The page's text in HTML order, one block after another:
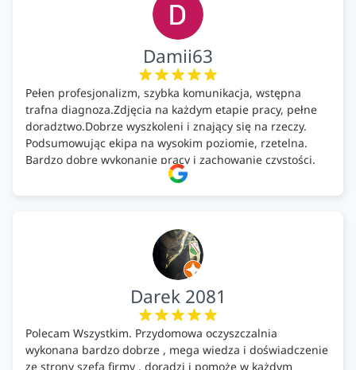
Damii63
Pełen profesjonalizm, szybka komunikacja, wstępna
trafna diagnoza.Zdjęcia na każdym etapie pracy, pełne
doradztwo.Dobrze wyszkoleni i znający się na rzeczy.
Podsumowując ekipa na wysokim poziomie, rzetelna.
Bardzo dobre wykonanie pracy i zachowanie czystości.
Darek 2081
Polecam Wszystkim. Przydomowa oczyszczalnia
wykonana bardzo dobrze , mega wiedza i doświadczenie
ze strony szefa firmy , doradzi i pomoże w każdym